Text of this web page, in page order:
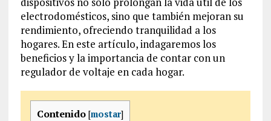
electrodomésticos, sino que también mejoran su
rendimiento, ofreciendo tranquilidad a los
hogares. En este artículo, indagaremos los
beneficios y la importancia de contar con un
regulador de voltaje en cada hogar.
Contenido [mostar]